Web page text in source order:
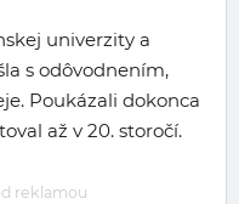
univerzity a
s odôvodnením,
Poukázali dokonca
až v 20. storočí.
reklamou